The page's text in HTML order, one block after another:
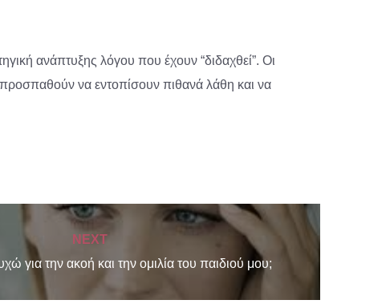
ανάπτυξης λόγου που έχουν “διδαχθεί”. Οι
προσπαθούν να εντοπίσουν πιθανά λάθη και να
NEXT
για την ακοή και την ομιλία του παιδιού μου;